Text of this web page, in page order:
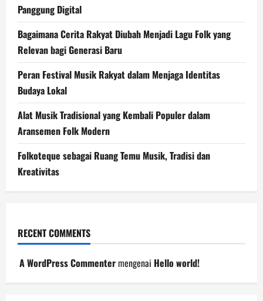
Panggung Digital
Bagaimana Cerita Rakyat Diubah Menjadi Lagu Folk yang
Relevan bagi Generasi Baru
Peran Festival Musik Rakyat dalam Menjaga Identitas
Budaya Lokal
Alat Musik Tradisional yang Kembali Populer dalam
Aransemen Folk Modern
Folkoteque sebagai Ruang Temu Musik, Tradisi dan
Kreativitas
RECENT COMMENTS
A WordPress Commentermengenai Hello world!